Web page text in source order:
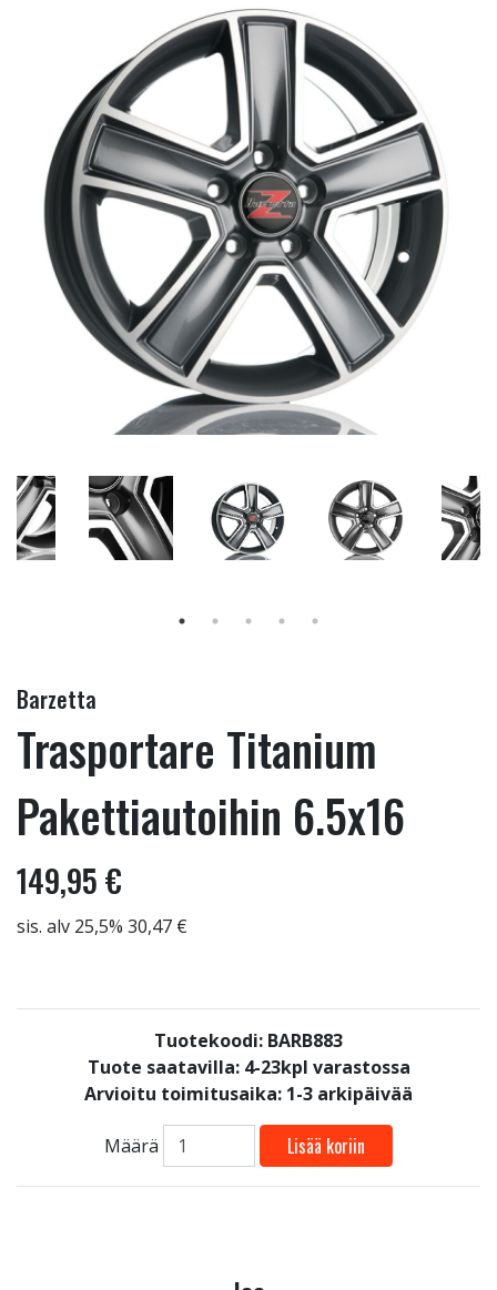
Barzetta
Trasportare Titanium
Pakettiautoihin 6.5x16
149,95 €
sis. alv 25,5% 30,47 €
Tuotekoodi: BARB883
Tuote saatavilla: 4-23kpl varastossa
Arvioitu toimitusaika: 1-3 arkipäivää
Määrä Lisää koriin